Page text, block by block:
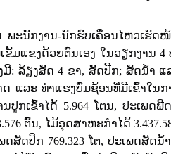
ພະນັກງານ-ນັກຮົບເຄື່ອນໄຫວເຮັດ
ຂັ້ມແຂງດ້ວຍຕົນເອງ ໃນວຽກງານ4
ມີ: ລ້ຽງສັດ4 ຂາ, ສັດປີກ; ສັດນ້ຳ ແ
ແລະ ທ່າແຮງບົ່ມຊ້ອນທີ່ມີເຂົ້າໃນກ
ປູກເຂົ້າໄດ້ 5.964 ໂຕນ, ປະເພດພື
ຕົ້ນ, ໄມ້ອຸດສາຫະກໍາໄດ້
ດສັດປີກ 769.323ໂຕ,ປະເພດສັດນ້ຳ